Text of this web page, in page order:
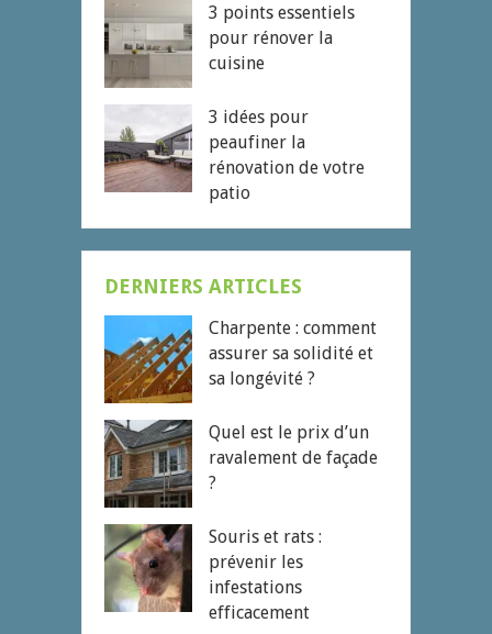
3 points essentiels
pour rénover la
cuisine
3 idées pour
peaufiner la
rénovation de votre
patio
DERNIERS ARTICLES
Charpente : comment
assurer sa solidité et
sa longévité ?
Quel est le prix d’un
ravalement de façade
?
Souris et rats :
prévenir les
infestations
efficacement